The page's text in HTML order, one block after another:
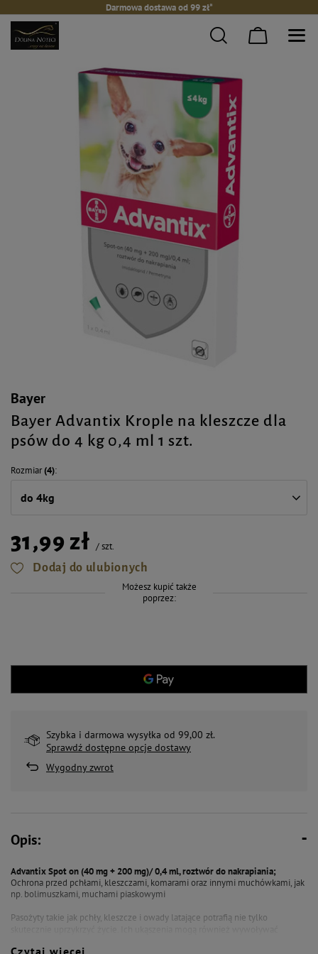
Darmowa dostawa od 99 zł*
Bayer
Bayer Advantix Krople na kleszcze dla
psów do 4 kg 0,4 ml 1 szt.
Rozmiar(4)
do 4kg
31,99 zł /szt.
Dodaj do ulubionych
Możesz kupić także
poprzez:
Szybka i darmowa wysyłka od 99,00 zł.
Sprawdź dostępne opcje dostawy
Wygodny zwrot
Opis:
Advantix Spot on (40 mg + 200 mg)/ 0,4 ml, roztwór do nakrapiania;
Ochrona przed pchłami, kleszczami, komarami oraz innymi muchówkami, jak
np. bolimuszkami, muchami piaskowymi
Pasożyty takie jak pchły, kleszcze i owady latające potrafią nie tylko
Czytaj więcej